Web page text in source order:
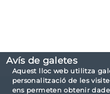
Avís de galetes
Aquest lloc web utilitza
personalització de les
ens permeten obtenir